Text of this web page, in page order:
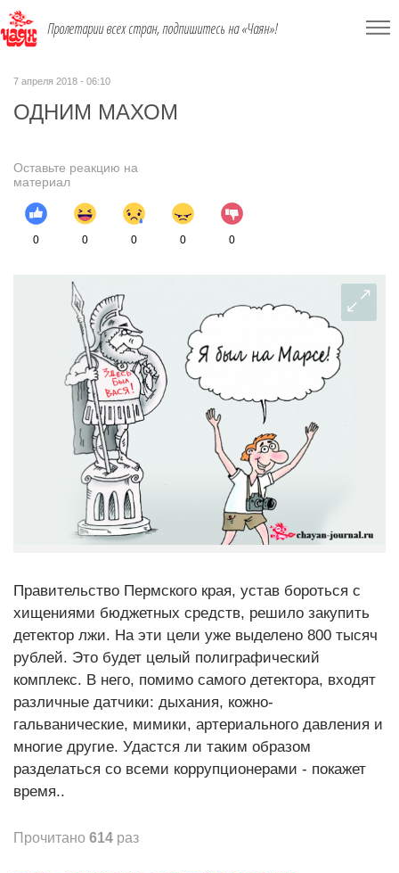
Пролетарии всех стран, подпишитесь на «Чаян»!
7 апреля 2018 - 06:10
ОДНИМ МАХОМ
Оставьте реакцию на
материал
0 0 0 0 0
Правительство Пермского края, устав бороться с
хищениями бюджетных средств, решило закупить
детектор лжи. На эти цели уже выделено 800 тысяч
рублей. Это будет целый полиграфический
комплекс. В него, помимо самого детектора, входят
различные датчики: дыхания, кожно-
гальванические, мимики, артериального давления и
многие другие. Удастся ли таким образом
разделаться со всеми коррупционерами - покажет
время..
Прочитано 614 раз